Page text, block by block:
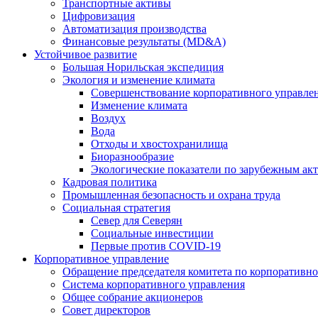
Транспортные активы
Цифровизация
Автоматизация производства
Финансовые результаты (MD&A)
Устойчивое развитие
Большая Норильская экспедиция
Экология и изменение климата
Совершенствование корпоративного
Изменение климата
Воздух
Вода
Отходы и хвостохранилища
Биоразнообразие
Экологические показатели по зарубежным
Кадровая политика
Промышленная безопасность и охрана труда
Социальная стратегия
Север для Северян
Социальные инвестиции
Первые против COVID‑19
Корпоративное управление
Обращение председателя комитета по
Система корпоративного управления
Общее собрание акционеров
Совет директоров